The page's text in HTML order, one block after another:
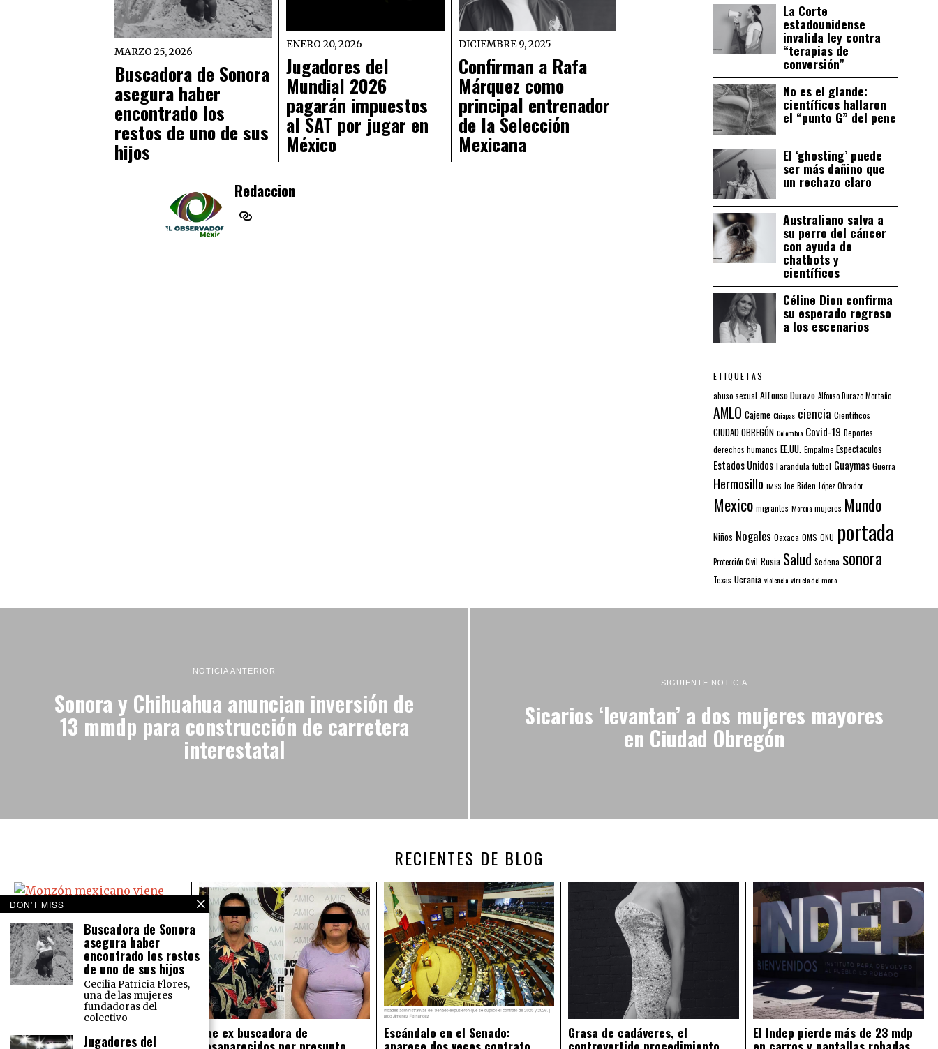
MARZO 25, 2026
Buscadora de Sonora
asegura haber
encontrado los
restos de uno de sus
hijos
ENERO 20, 2026
Jugadores del
Mundial 2026
pagarán impuestos
al SAT por jugar en
México
DICIEMBRE 9, 2025
Confirman a Rafa
Márquez como
principal entrenador
de la Selección
Mexicana
Redaccion
La Corte
estadounidense
invalida ley contra
“terapias de
conversión”
No es el glande:
científicos hallaron
el “punto G” del pene
El ‘ghosting’ puede
ser más dañino que
un rechazo claro
Australiano salva a
su perro del cáncer
con ayuda de
chatbots y
científicos
Céline Dion confirma
su esperado regreso
a los escenarios
ETIQUETAS
abuso sexual Alfonso Durazo Alfonso Durazo Montaño
AMLO Cajeme Chiapas ciencia Científicos
CIUDAD OBREGÓN Colombia Covid-19 Deportes
derechos humanos EE.UU. Empalme Espectaculos
Estados Unidos Farandula futbol Guaymas Guerra
Hermosillo IMSS Joe Biden López Obrador
Mexico migrantes Morena mujeres Mundo
Niños Nogales Oaxaca OMS ONU portada
Protección Civil Rusia Salud Sedena sonora
Texas Ucrania violencia viruela del mono
NOTICIA ANTERIOR
Sonora y Chihuahua anuncian inversión de
13 mmdp para construcción de carretera
interestatal
SIGUIENTE NOTICIA
Sicarios ‘levantan’ a dos mujeres mayores
en Ciudad Obregón
RECIENTES DE BLOG
Monzón mexicano viene ‘bravo’:
Causará lluvias en todo México
El Servicio Meteorológico Nacional
prevé para este martes 16 de
agosto lluvias intensas en el norte
del país y lluvias muy fuertes en la
Cae ex buscadora de
desaparecidos por presunto
Escándalo en el Senado:
aparece dos veces contrato
Grasa de cadáveres, el
controvertido procedimiento
El Indep pierde más de 23 mdp
en carros y pantallas robadas
DON'T MISS
Buscadora de Sonora
asegura haber
encontrado los restos
de uno de sus hijos
Cecilia Patricia Flores,
una de las mujeres
fundadoras del
colectivo
Jugadores del